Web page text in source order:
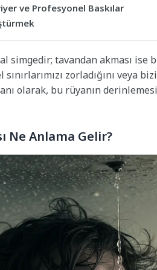
ve Profesyonel Baskılar
simgedir; tavandan akması ise
zorladığını veya
olarak, bu rüyanın
Ne Anlama Gelir?